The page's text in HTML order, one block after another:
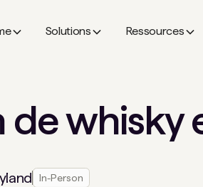
Solutions Ressources
de whisky
In-Person